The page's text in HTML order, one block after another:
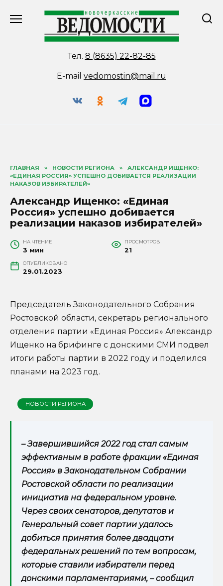
Тел. 8 (8635) 22-82-85
E-mail vedomostin@mail.ru
ГЛАВНАЯ » НОВОСТИ РЕГИОНА »
АЛЕКСАНДР ИЩЕНКО:
«ЕДИНАЯ РОССИЯ» УСПЕШНО ДОБИВАЕТСЯ РЕАЛИЗАЦИИ
НАКАЗОВ ИЗБИРАТЕЛЕЙ»
Александр Ищенко: «Единая
Россия» успешно добивается
реализации наказов избирателей»
НА ЧТЕНИЕ
3 мин
ПРОСМОТРОВ
21
ОПУБЛИКОВАНО
29.01.2023
Председатель Законодательного Собрания
Ростовской области, секретарь регионального
отделения партии «Единая Россия» Александр
Ищенко на брифинге с донскими СМИ подвел
итоги работы партии в 2022 году и поделился
планами на 2023 год.
НОВОСТИ РЕГИОНА
– Завершившийся 2022 год стал самым
эффективным в работе фракции «Единая
Россия» в Законодательном Собрании
Ростовской области по реализации
инициатив на федеральном уровне.
Через своих сенаторов, депутатов и
Генеральный совет партии удалось
добиться принятия более двадцати
федеральных решений по тем вопросам,
которые ставили избиратели перед
донскими парламентариями, – сообщил